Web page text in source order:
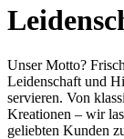
Unser Motto?
Leidenschaft und
servieren. Von
Kreationen – wir
geliebten Kunden